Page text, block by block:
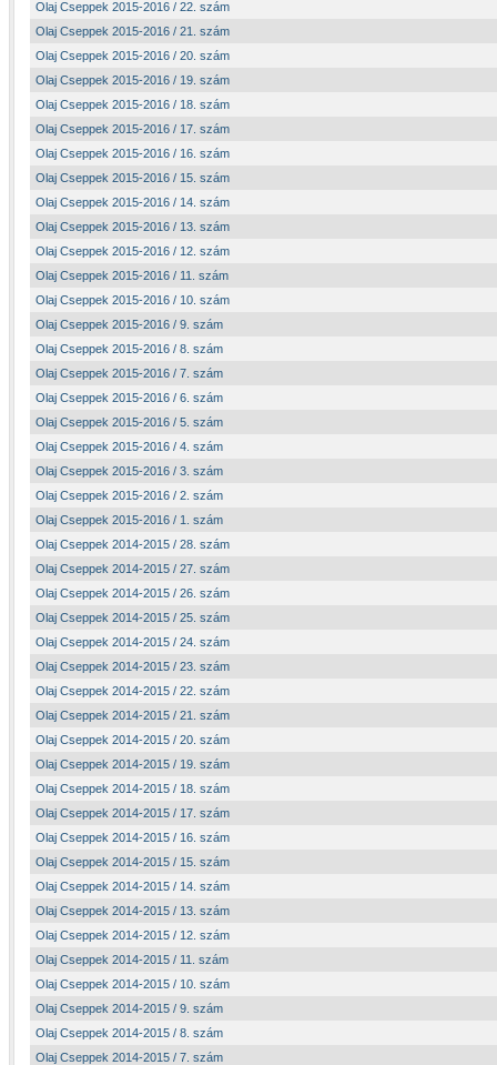
Olaj Cseppek 2015-2016 / 22. szám
Olaj Cseppek 2015-2016 / 21. szám
Olaj Cseppek 2015-2016 / 20. szám
Olaj Cseppek 2015-2016 / 19. szám
Olaj Cseppek 2015-2016 / 18. szám
Olaj Cseppek 2015-2016 / 17. szám
Olaj Cseppek 2015-2016 / 16. szám
Olaj Cseppek 2015-2016 / 15. szám
Olaj Cseppek 2015-2016 / 14. szám
Olaj Cseppek 2015-2016 / 13. szám
Olaj Cseppek 2015-2016 / 12. szám
Olaj Cseppek 2015-2016 / 11. szám
Olaj Cseppek 2015-2016 / 10. szám
Olaj Cseppek 2015-2016 / 9. szám
Olaj Cseppek 2015-2016 / 8. szám
Olaj Cseppek 2015-2016 / 7. szám
Olaj Cseppek 2015-2016 / 6. szám
Olaj Cseppek 2015-2016 / 5. szám
Olaj Cseppek 2015-2016 / 4. szám
Olaj Cseppek 2015-2016 / 3. szám
Olaj Cseppek 2015-2016 / 2. szám
Olaj Cseppek 2015-2016 / 1. szám
Olaj Cseppek 2014-2015 / 28. szám
Olaj Cseppek 2014-2015 / 27. szám
Olaj Cseppek 2014-2015 / 26. szám
Olaj Cseppek 2014-2015 / 25. szám
Olaj Cseppek 2014-2015 / 24. szám
Olaj Cseppek 2014-2015 / 23. szám
Olaj Cseppek 2014-2015 / 22. szám
Olaj Cseppek 2014-2015 / 21. szám
Olaj Cseppek 2014-2015 / 20. szám
Olaj Cseppek 2014-2015 / 19. szám
Olaj Cseppek 2014-2015 / 18. szám
Olaj Cseppek 2014-2015 / 17. szám
Olaj Cseppek 2014-2015 / 16. szám
Olaj Cseppek 2014-2015 / 15. szám
Olaj Cseppek 2014-2015 / 14. szám
Olaj Cseppek 2014-2015 / 13. szám
Olaj Cseppek 2014-2015 / 12. szám
Olaj Cseppek 2014-2015 / 11. szám
Olaj Cseppek 2014-2015 / 10. szám
Olaj Cseppek 2014-2015 / 9. szám
Olaj Cseppek 2014-2015 / 8. szám
Olaj Cseppek 2014-2015 / 7. szám